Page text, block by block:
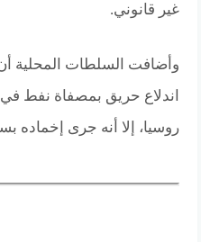
غير قانوني.
وأضافت السلطات المحلية
اندلاع حريق بمصفاة نفط
روسيا، إلا أنه جرى إخماده